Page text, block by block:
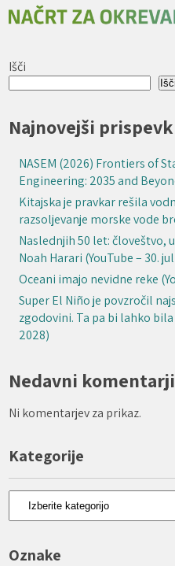
Išči
Išči
Najnovejši
NASEM (2026) Frontiers of
Engineering: 2035 and
Kitajska je pravkar rešila
razsoljevanje morske vode
Naslednjih 50 let: človeštvo,
Noah Harari (YouTube – 30.
Oceani imajo nevidne reke
Super El Niño je povzročil
zgodovini. Ta pa bi lahko bila
2028)
Nedavni komentarji
Ni komentarjev za prikaz.
Kategorije
Kategorije
Oznake